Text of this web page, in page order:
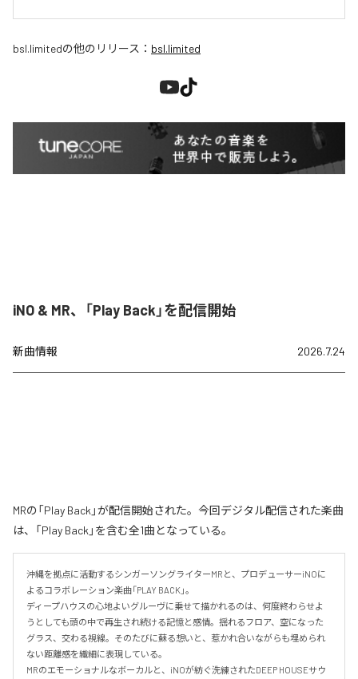
bsl.limitedの他のリリース： bsl.limited
iNO & MR、「Play Back」を配信開始
新曲情報 2026.7.24
MRの「Play Back」が配信開始された。今回デジタル配信された楽曲
は、「Play Back」を含む全1曲となっている。
沖縄を拠点に活動するシンガーソングライターMRと、プロデューサーiNOに
よるコラボレーション楽曲「PLAY BACK」。
ディープハウスの心地よいグルーヴに乗せて描かれるのは、何度終わらせよ
うとしても頭の中で再生され続ける記憶と感情。揺れるフロア、空になった
グラス、交わる視線。そのたびに蘇る想いと、惹かれ合いながらも埋められ
ない距離感を繊細に表現している。
MRのエモーショナルなボーカルと、iNOが紡ぐ洗練されたDEEP HOUSEサウ